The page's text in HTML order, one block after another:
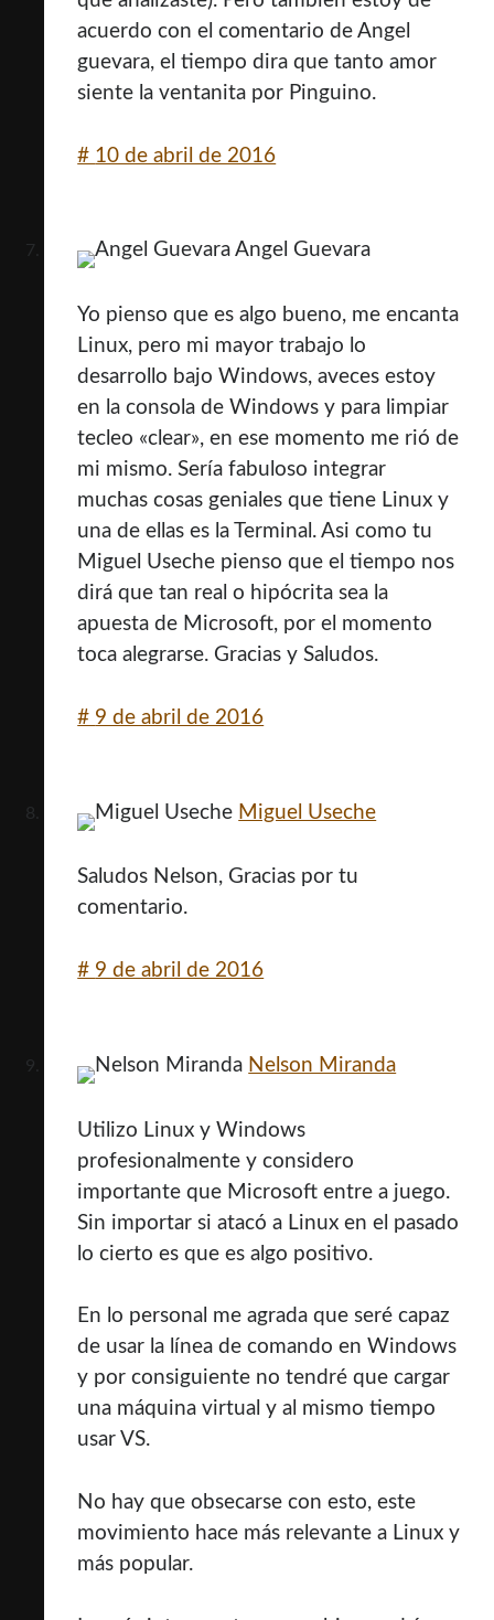
acuerdo con el comentario de Angel
guevara, el tiempo dira que tanto amor
siente la ventanita por Pinguino.
# 10 de abril de 2016
Angel Guevara
Yo pienso que es algo bueno, me encanta
Linux, pero mi mayor trabajo lo
desarrollo bajo Windows, aveces estoy
en la consola de Windows y para limpiar
tecleo «clear», en ese momento me rió de
mi mismo. Sería fabuloso integrar
muchas cosas geniales que tiene Linux y
una de ellas es la Terminal. Asi como tu
Miguel Useche pienso que el tiempo nos
dirá que tan real o hipócrita sea la
apuesta de Microsoft, por el momento
toca alegrarse. Gracias y Saludos.
# 9 de abril de 2016
Miguel Useche
Saludos Nelson, Gracias por tu
comentario.
# 9 de abril de 2016
Nelson Miranda
Utilizo Linux y Windows
profesionalmente y considero
importante que Microsoft entre a juego.
Sin importar si atacó a Linux en el pasado
lo cierto es que es algo positivo.
En lo personal me agrada que seré capaz
de usar la línea de comando en Windows
y por consiguiente no tendré que cargar
una máquina virtual y al mismo tiempo
usar VS.
No hay que obsecarse con esto, este
movimiento hace más relevante a Linux y
más popular.